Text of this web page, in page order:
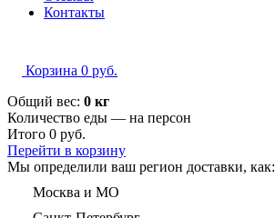
Контакты
Корзина 0 руб.
Общий вес: 0 кг
Количество еды — на персон
Итого 0 руб.
Перейти в корзину
Мы определили ваш регион доставки, как:
Москва и МО